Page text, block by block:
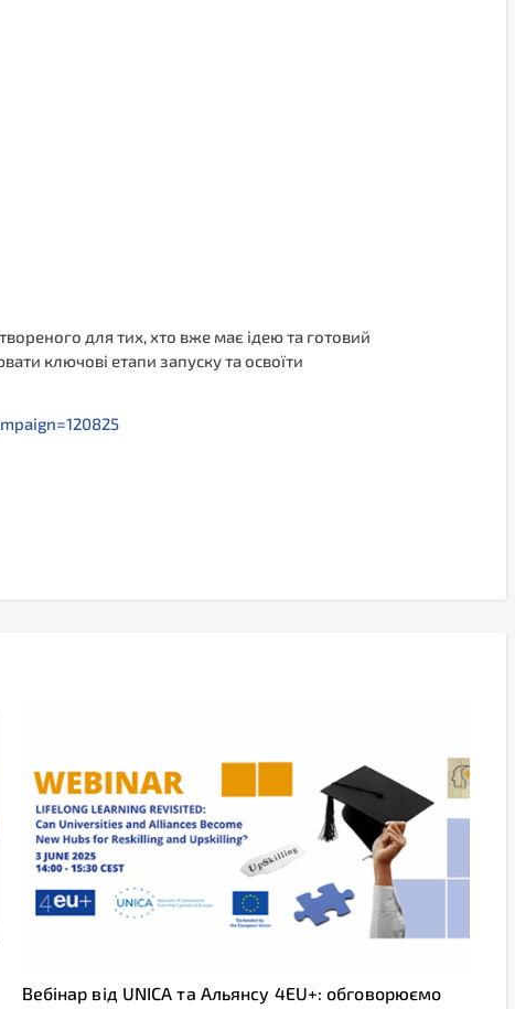
для тих, хто вже має ідею та готовий
ключові етапи запуску та освоїти
Вебінар від UNICA та Альянсу 4EU+: обговорюємо